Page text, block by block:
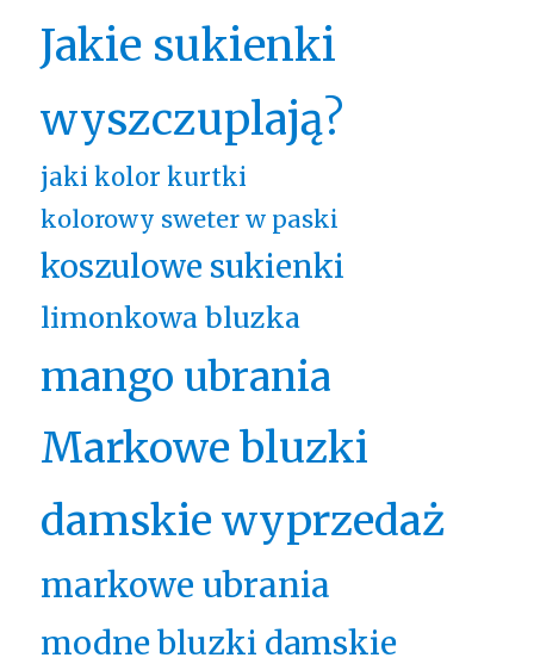
Jakie sukienki
wyszczuplają?
jaki kolor kurtki
kolorowy sweter w paski
koszulowe sukienki
limonkowa bluzka
mango ubrania
Markowe bluzki
damskie wyprzedaż
markowe ubrania
modne bluzki damskie